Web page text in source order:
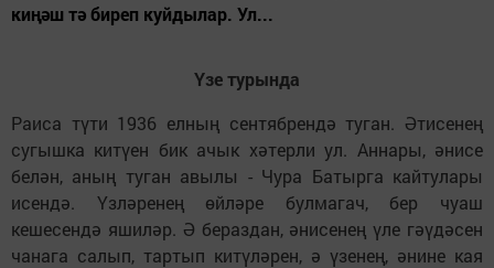
киңәш тә биреп куйдылар. Ул...
Үзе турында
Раиса түти 1936 елның сентябрендә туган. Әтисенең
сугышка китүен бик ачык хәтерли ул. Аннары, әнисе
белән, аның туган авылы - Чура Батырга кайтулары
исендә. Үзләренең өйләре булмагач, бер чуаш
кешесендә яшиләр. Ә бераздан, әнисенең үле гәүдәсен
чанага салып, тартып китүләрен, ә үзенең, әнине кая